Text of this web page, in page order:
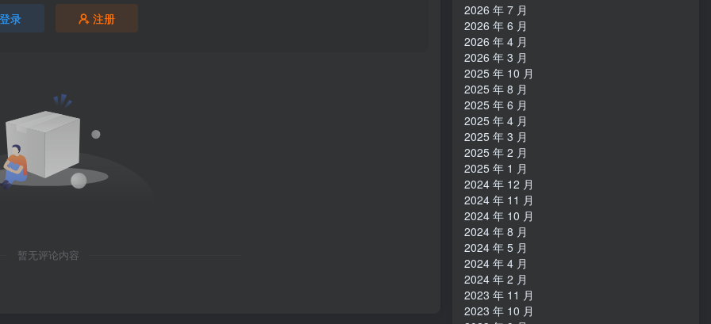
登录 注册
暂无评论内容
2026 年 7 月
2026 年 6 月
2026 年 4 月
2026 年 3 月
2025 年 10 月
2025 年 8 月
2025 年 6 月
2025 年 4 月
2025 年 3 月
2025 年 2 月
2025 年 1 月
2024 年 12 月
2024 年 11 月
2024 年 10 月
2024 年 8 月
2024 年 5 月
2024 年 4 月
2024 年 2 月
2023 年 11 月
2023 年 10 月